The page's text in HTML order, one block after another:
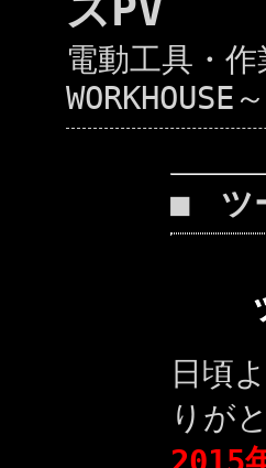
電動工具・
WORKHOUSE～
■ ツ
日頃
りが